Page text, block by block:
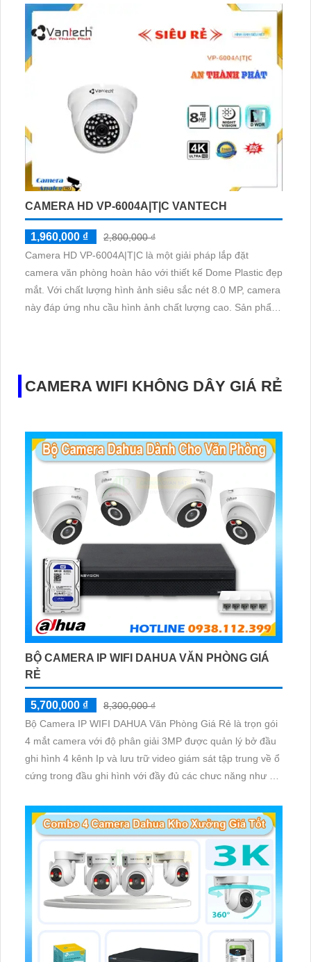
Nó cũng có khả năng chống nước và chống va đập, phù
hợp sử dụng trong trong nhà và ngoài trời
CAMERA HD VP-6004A|T|C VANTECH
1,960,000 ₫
2,800,000 ₫
Camera HD VP-6004A|T|C là một giải pháp lắp đặt
camera văn phòng hoàn hảo với thiết kế Dome Plastic đẹp
mắt. Với chất lượng hình ảnh siêu sắc nét 8.0 MP, camera
này đáp ứng nhu cầu hình ảnh chất lượng cao. Sản phẩm
CAMERA WIFI KHÔNG DÂY GIÁ RẺ
BỘ CAMERA IP WIFI DAHUA VĂN PHÒNG GIÁ
RẺ
5,700,000 ₫
8,300,000 ₫
Bộ Camera IP WIFI DAHUA Văn Phòng Giá Rẻ là trọn gói
4 mắt camera với độ phân giải 3MP được quản lý bở đầu
ghi hình 4 kênh Ip và lưu trữ video giám sát tập trung về ổ
cứng trong đầu ghi hình với đầy đủ các chưc năng như AI
giám sát có màu vào ban đêm